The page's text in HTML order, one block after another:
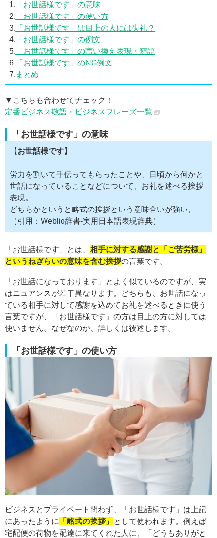
1. 「お世話様です」の意味
2. 「お世話様です」の使い方
3. 「お世話様です」は目上の人には失礼？
4. 「お世話様です」の例文
5. 「お世話様です」の言い換え表現・類語
6. 「お世話様です」のNG例文
7. まとめ
▼こちらも合わせてチェック！
定番ビジネス敬語・ビジネスフレーズ一覧
「お世話様です」の意味
【お世話様です】
労力を割いて手伝ってもらったことや、日頃から何かと
世話になっていることなどについて、お礼を述べる挨拶
表現。
どちらかというと略式の挨拶という意味合いが強い。
（引用：Weblio辞書-実用日本語表現辞典）
「お世話様です」とは、 相手に対する感謝と「ご苦労様」
というねぎらいの意味を含む挨拶の言葉です。
「お世話になっております」とよく似ているのですが、実
はニュアンスが若干異なります。どちらも、お世話になっ
ている相手に対して感謝を込めてお礼を述べるときに使う
言葉ですが、「お世話様です」の方は目上の方に対しては
使いません。なぜなのか、詳しくは後述します。
「お世話様です」の使い方
ビジネスとプライベート問わず、「お世話様です」は上記
にあったように 「略式の挨拶」
として使われます。例えば
宅配便の荷物を配達に来てくれた人に、「どうもありがと